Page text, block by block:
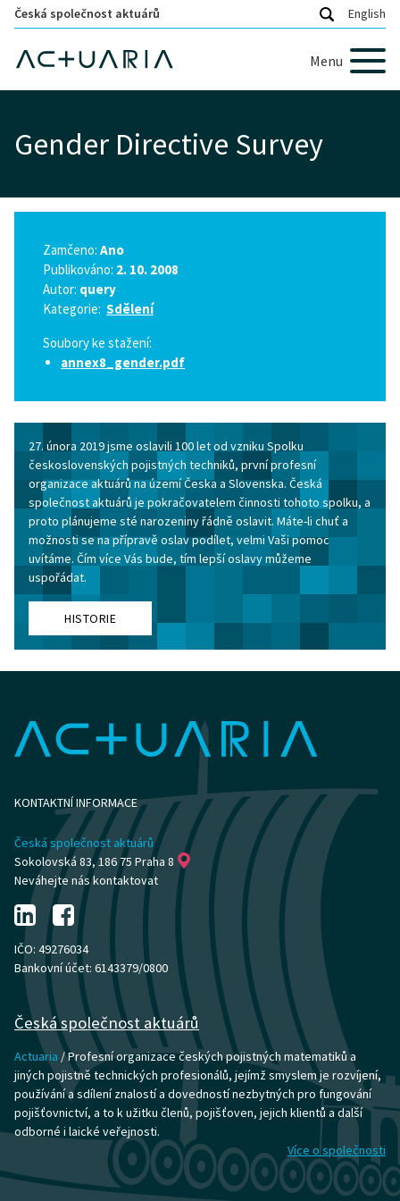
Česká společnost aktuárů English
Menu
Gender Directive Survey
Zamčeno: Ano
Publikováno: 2. 10. 2008
Autor: query
Kategorie: Sdělení
Soubory ke stažení:
annex8_gender.pdf
27. února 2019 jsme oslavili 100 let od vzniku Spolku
československých pojistných techniků, první profesní
organizace aktuárů na území Česka a Slovenska. Česká
společnost aktuárů je pokračovatelem činnosti tohoto spolku, a
proto plánujeme sté narozeniny řádně oslavit. Máte-li chuť a
možnosti se na přípravě oslav podílet, velmi Vaši pomoc
uvítáme. Čím více Vás bude, tím lepší oslavy můžeme
uspořádat.
HISTORIE
KONTAKTNÍ INFORMACE
Česká společnost aktuárů
Sokolovská 83, 186 75 Praha 8
Neváhejte nás kontaktovat
IČO: 49276034
Bankovní účet: 6143379/0800
Česká společnost aktuárů
Actuaria / Profesní organizace českých pojistných matematiků a
jiných pojistně technických profesionálů, jejímž smyslem je rozvíjení,
používání a sdílení znalostí a dovedností nezbytných pro fungování
pojišťovnictví, a to k užitku členů, pojišťoven, jejich klientů a další
odborné i laické veřejnosti.
Více o společnosti